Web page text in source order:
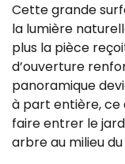
Cette grande
la lumière
plus la pièce
d’ouverture
panoramique
à part entière, ce
faire entrer le
arbre au milieu